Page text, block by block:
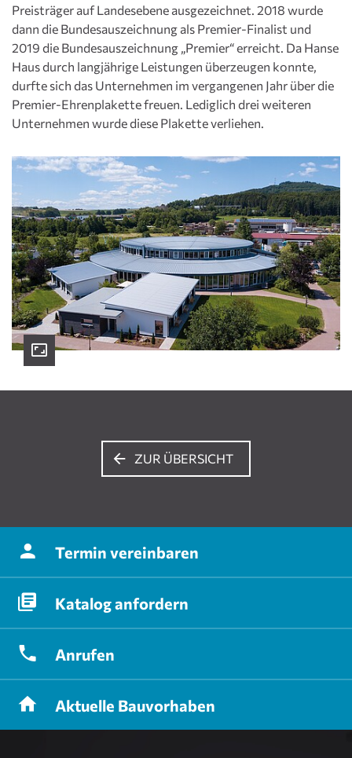
Preisträger auf Landesebene ausgezeichnet. 2018 wurde
dann die Bundesauszeichnung als Premier-Finalist und
2019 die Bundesauszeichnung „Premier“ erreicht. Da Hanse
Haus durch langjährige Leistungen überzeugen konnte,
durfte sich das Unternehmen im vergangenen Jahr über die
Premier-Ehrenplakette freuen. Lediglich drei weiteren
Unternehmen wurde diese Plakette verliehen.
ZUR ÜBERSICHT
Termin vereinbaren
Kataloganfordern
Anrufen
Aktuelle Bauvorhaben